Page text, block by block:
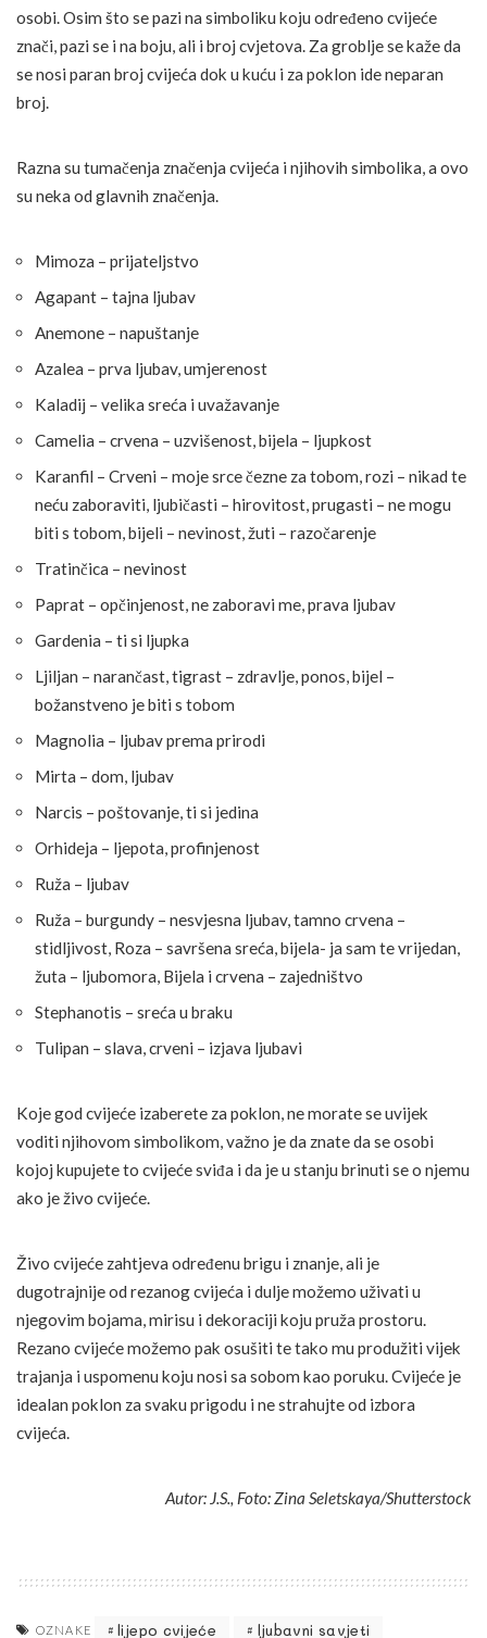
osobi. Osim što se pazi na simboliku koju određeno cvijeće
znači, pazi se i na boju, ali i broj cvjetova. Za groblje se kaže da
se nosi paran broj cvijeća dok u kuću i za poklon ide neparan
broj.
Razna su tumačenja značenja cvijeća i njihovih simbolika, a ovo
su neka od glavnih značenja.
Mimoza – prijateljstvo
Agapant – tajna ljubav
Anemone – napuštanje
Azalea – prva ljubav, umjerenost
Kaladij – velika sreća i uvažavanje
Camelia – crvena – uzvišenost, bijela – ljupkost
Karanfil – Crveni – moje srce čezne za tobom, rozi – nikad te
neću zaboraviti, ljubičasti – hirovitost, prugasti – ne mogu
biti s tobom, bijeli – nevinost, žuti – razočarenje
Tratinčica – nevinost
Paprat – opčinjenost, ne zaboravi me, prava ljubav
Gardenia – ti si ljupka
Ljiljan – narančast, tigrast – zdravlje, ponos, bijel –
božanstveno je biti s tobom
Magnolia – ljubav prema prirodi
Mirta – dom, ljubav
Narcis – poštovanje, ti si jedina
Orhideja – ljepota, profinjenost
Ruža – ljubav
Ruža – burgundy – nesvjesna ljubav, tamno crvena –
stidljivost, Roza – savršena sreća, bijela- ja sam te vrijedan,
žuta – ljubomora, Bijela i crvena – zajedništvo
Stephanotis – sreća u braku
Tulipan – slava, crveni – izjava ljubavi
Koje god cvijeće izaberete za poklon, ne morate se uvijek
voditi njihovom simbolikom, važno je da znate da se osobi
kojoj kupujete to cvijeće sviđa i da je u stanju brinuti se o njemu
ako je živo cvijeće.
Živo cvijeće zahtjeva određenu brigu i znanje, ali je
dugotrajnije od rezanog cvijeća i dulje možemo uživati u
njegovim bojama, mirisu i dekoraciji koju pruža prostoru.
Rezano cvijeće možemo pak osušiti te tako mu produžiti vijek
trajanja i uspomenu koju nosi sa sobom kao poruku. Cvijeće je
idealan poklon za svaku prigodu i ne strahujte od izbora
cvijeća.
Autor: J.S., Foto: Zina Seletskaya/Shutterstock
OZNAKE lijepo cvijeće ljubavni savjeti